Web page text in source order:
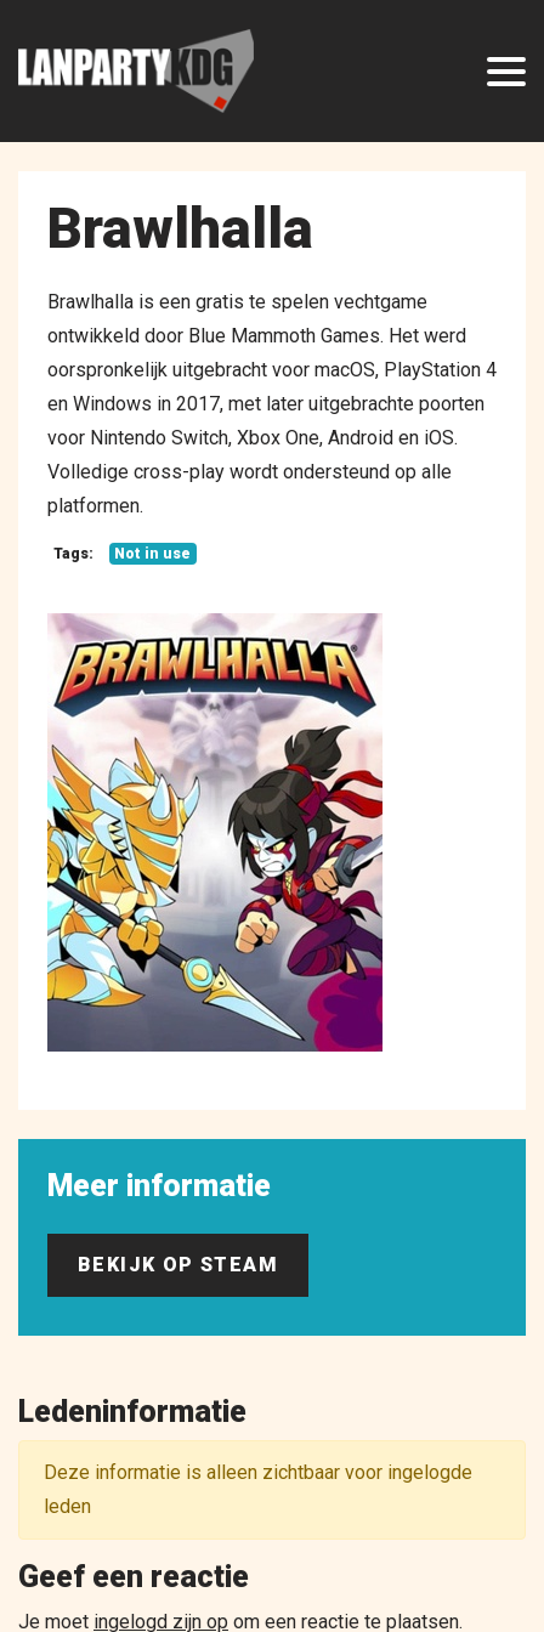
Brawlhalla
Brawlhalla is een gratis te spelen vechtgame
ontwikkeld door Blue Mammoth Games. Het werd
oorspronkelijk uitgebracht voor macOS, PlayStation 4
en Windows in 2017, met later uitgebrachte poorten
voor Nintendo Switch, Xbox One, Android en iOS.
Volledige cross-play wordt ondersteund op alle
platformen.
Tags: Not in use
Meer informatie
BEKIJK OP STEAM
Ledeninformatie
Deze informatie is alleen zichtbaar voor ingelogde
leden
Geef een reactie
Je moet ingelogd zijn op om een reactie te plaatsen.